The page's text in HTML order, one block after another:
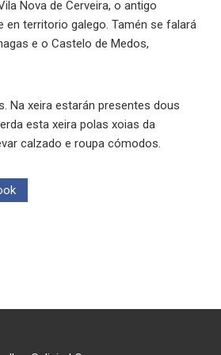
Nova de Cerveira, o antigo
en territorio galego. Tamén se falará
e o Castelo de Medos,
Na xeira estarán presentes dous
esta xeira polas xoias da
calzado e roupa cómodos.